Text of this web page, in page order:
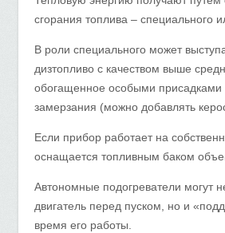
сгорания топлива – специального
В роли специального может
дизтопливо с качеством выше
обогащенное особыми присадками
замерзания (можно добавлять
Если прибор работает на
оснащается топливным баком
Автономные подогреватели могут
двигатель перед пуском, но и
время его работы.